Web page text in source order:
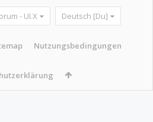
- UI.X Deutsch [Du]
Nutzungsbedingungen